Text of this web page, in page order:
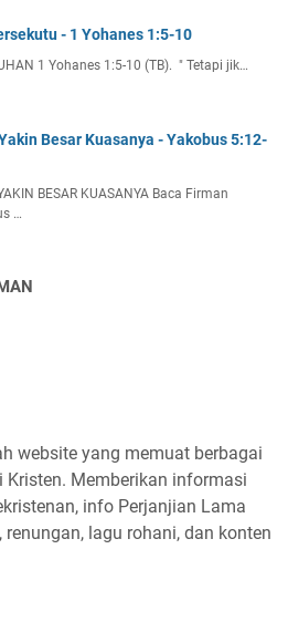
- 1 Yohanes 1:5-10
1 Yohanes 1:5-10 (TB). " Tetapi jik…
Besar Kuasanya - Yakobus 5:12-
BESAR KUASANYA Baca Firman
…
website yang memuat berbagai
Kristen. Memberikan informasi
info Perjanjian Lama
lagu rohani, dan konten